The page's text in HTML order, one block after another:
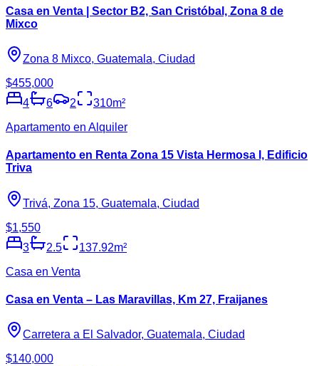
Casa en Venta | Sector B2, San Cristóbal, Zona 8 de
Mixco
Zona 8 Mixco, Guatemala, Ciudad
$455,000
4
6 2 310m²
Apartamento en Alquiler
Apartamento en Renta Zona 15 Vista Hermosa I, Edificio
Triva
Trivá, Zona 15, Guatemala, Ciudad
$1,550
3
2.5 137.92m²
Casa en Venta
Casa en Venta – Las Maravillas, Km 27, Fraijanes
Carretera a El Salvador, Guatemala, Ciudad
$140,000